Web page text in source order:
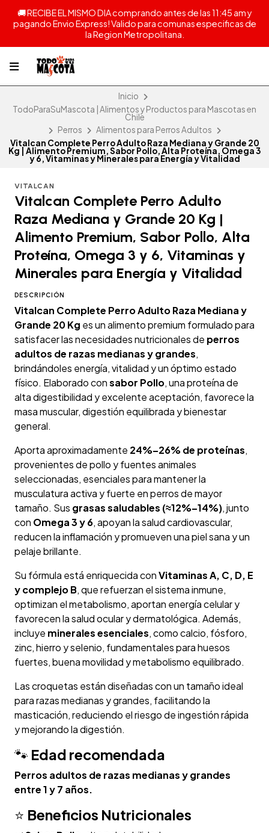
🚚 RECIBE EL MISMO DIA comprando antes de las 11:45 am y
pagando Envio Express! Valido para comunas especificas de
la Region Metropolitana.
Inicio
TodoParaSuMascota | Alimentos y Productos para Mascotas en
Chile
Perros
Alimentos para Perros Adultos
Vitalcan Complete Perro Adulto Raza Mediana y Grande 20
Kg | Alimento Premium, Sabor Pollo, Alta Proteína, Omega 3
y 6, Vitaminas y Minerales para Energía y Vitalidad
VITALCAN
Vitalcan Complete Perro Adulto
Raza Mediana y Grande 20 Kg |
Alimento Premium, Sabor Pollo, Alta
Proteína, Omega 3 y 6, Vitaminas y
Minerales para Energía y Vitalidad
DESCRIPCIÓN
Vitalcan Complete Perro Adulto Raza Mediana y
Grande 20 Kg es un alimento premium formulado para
satisfacer las necesidades nutricionales de perros
adultos de razas medianas y grandes,
brindándoles energía, vitalidad y un óptimo estado
físico. Elaborado consabor Pollo, una proteína de
alta digestibilidad y excelente aceptación, favorece la
masa muscular, digestión equilibrada y bienestar
general.
Aporta aproximadamente 24%–26% de proteínas,
provenientes de pollo y fuentes animales
seleccionadas, esenciales para mantener la
musculatura activa y fuerte en perros de mayor
tamaño. Sus grasas saludables (≈12%–14%), junto
con Omega 3 y 6, apoyan la salud cardiovascular,
reducen la inflamación y promueven una piel sana y un
pelaje brillante.
Su fórmula está enriquecida conVitaminas A, C, D, E
y complejo B, que refuerzan el sistema inmune,
optimizan el metabolismo, aportan energía celular y
favorecen la salud ocular y dermatológica. Además,
incluye minerales esenciales, como calcio, fósforo,
zinc, hierro y selenio, fundamentales para huesos
fuertes, buena movilidad y metabolismo equilibrado.
Las croquetas están diseñadas con un tamaño ideal
para razas medianas y grandes, facilitando la
masticación, reduciendo el riesgo de ingestión rápida
y mejorando la digestión.
🐾 Edad recomendada
Perros adultos de razas medianas y grandes
entre 1 y 7 años.
⭐ Beneficios Nutricionales